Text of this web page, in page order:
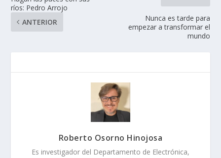
ríos: Pedro Arrojo
ANTERIOR
Nunca es tarde para
empezar a transformar el
mundo
Roberto Osorno Hinojosa
Es investigador del Departamento de Electrónica,